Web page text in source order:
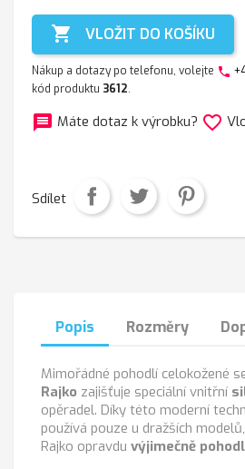
 VLOŽIT DO KOŠÍKU
Nákup a dotazy po telefonu, volejte phone
kód produktu 3612.
message Máte dotaz k výrobku? favorite_border
Sdílet
Popis Rozměry
Mimořádné pohodlí celokožené
Rajko zajišťuje speciální vnitřní
opěradel. Díky této moderní
používá pouze u dražších
Rajko opravdu výjimečně